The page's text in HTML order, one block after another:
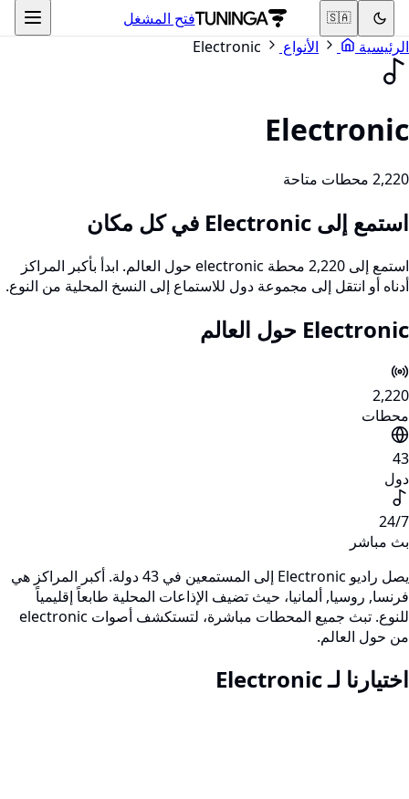
فتح المشغل 🇸🇦
الرئيسية الأنواع Electronic
Electronic
2,220 محطات متاحة
استمع إلى Electronic في كل مكان
استمع إلى 2,220 محطة electronic حول العالم. ابدأ بأكبر المراكز
أدناه أو انتقل إلى مجموعة دول للاستماع إلى النسخ المحلية من النوع.
Electronic حول العالم
2,220
محطات
43
دول
24/7
بث مباشر
يصل راديو Electronic إلى المستمعين في 43 دولة. أكبر المراكز هي
فرنسا, روسيا, ألمانيا، حيث تضيف الإذاعات المحلية طابعاً إقليمياً
للنوع. تبث جميع المحطات مباشرة، لتستكشف أصوات electronic
من حول العالم.
اختيارنا لـ Electronic